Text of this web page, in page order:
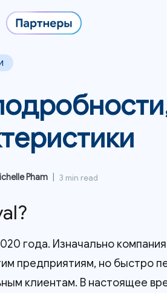
Pham 3 min read
года. Изначально
предприятиям, но быстро
клиентам. В настоящее